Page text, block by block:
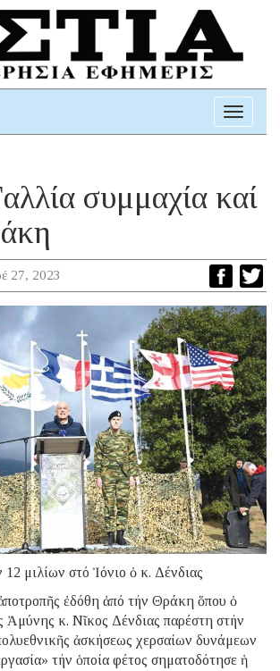
Toggle
συμμαχία καί
27, 2023
μιλίων στό Ἰόνιο ὁ κ. Δένδιας
ἐδόθη ἀπό τήν Θράκη ὅπου ὁ
Ἀμύνης κ. Νῖκος Δένδιας παρέστη στήν
ἀσκήσεως χερσαίων δυνάμεων
τήν ὁποία φέτος σηματοδότησε ἡ